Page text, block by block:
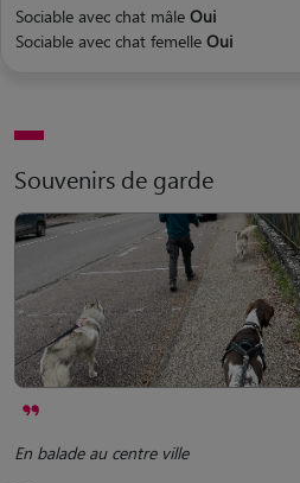
Sociable avec chat mâle Oui
Sociable avec chat femelle Oui
Souvenirs de garde
En balade au centre ville